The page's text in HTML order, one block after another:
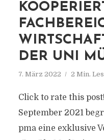
DER UNI
7. März 2022 2 Min.
Click to rate this
September 2021
pma eine exklusive